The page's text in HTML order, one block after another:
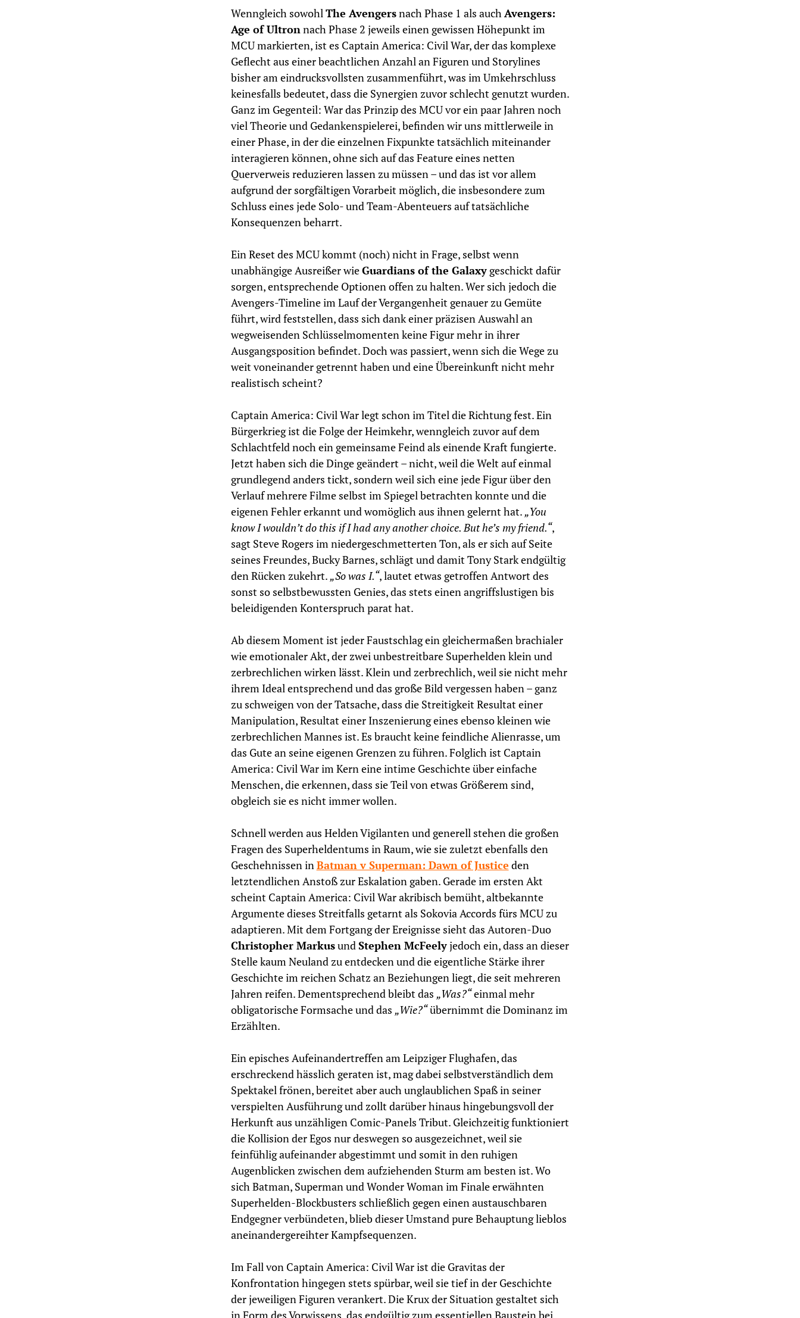
Wenngleich sowohlThe Avengersnach Phase 1 als auchAvengers:
Age of Ultronnach Phase 2 jeweils einen gewissen Höhepunkt im
MCU markierten, ist es Captain America: Civil War, der das komplexe
Geflecht aus einer beachtlichen Anzahl an Figuren und Storylines
bisher am eindrucksvollsten zusammenführt, was im Umkehrschluss
keinesfalls bedeutet, dass die Synergien zuvor schlecht genutzt wurden.
Ganz im Gegenteil: War das Prinzip des MCU vor ein paar Jahren noch
viel Theorie und Gedankenspielerei, befinden wir uns mittlerweile in
einer Phase, in der die einzelnen Fixpunkte tatsächlich miteinander
interagieren können, ohne sich auf das Feature eines netten
Querverweis reduzieren lassen zu müssen – und das ist vor allem
aufgrund der sorgfältigen Vorarbeit möglich, die insbesondere zum
Schluss eines jede Solo- und Team-Abenteuers auf tatsächliche
Konsequenzen beharrt.
Ein Reset des MCU kommt (noch) nicht in Frage, selbst wenn
unabhängige Ausreißer wieGuardians of the Galaxygeschickt dafür
sorgen, entsprechende Optionen offen zu halten. Wer sich jedoch die
Avengers-Timeline im Lauf der Vergangenheit genauer zu Gemüte
führt, wird feststellen, dass sich dank einer präzisen Auswahl an
wegweisenden Schlüsselmomenten keine Figur mehr in ihrer
Ausgangsposition befindet. Doch was passiert, wenn sich die Wege zu
weit voneinander getrennt haben und eine Übereinkunft nicht mehr
realistisch scheint?
Captain America: Civil War legt schon im Titel die Richtung fest. Ein
Bürgerkrieg ist die Folge der Heimkehr, wenngleich zuvor auf dem
Schlachtfeld noch ein gemeinsame Feind als einende Kraft fungierte.
Jetzt haben sich die Dinge geändert – nicht, weil die Welt auf einmal
grundlegend anders tickt, sondern weil sich eine jede Figur über den
Verlauf mehrere Filme selbst im Spiegel betrachten konnte und die
eigenen Fehler erkannt und womöglich aus ihnen gelernt hat.„You
know I wouldn’t do this if I had any another choice. But he’s my friend.“,
sagt Steve Rogers im niedergeschmetterten Ton, als er sich auf Seite
seines Freundes, Bucky Barnes, schlägt und damit Tony Stark endgültig
den Rücken zukehrt.„So was I.“, lautet etwas getroffen Antwort des
sonst so selbstbewussten Genies, das stets einen angriffslustigen bis
beleidigenden Konterspruch parat hat.
Ab diesem Moment ist jeder Faustschlag ein gleichermaßen brachialer
wie emotionaler Akt, der zwei unbestreitbare Superhelden klein und
zerbrechlichen wirken lässt. Klein und zerbrechlich, weil sie nicht mehr
ihrem Ideal entsprechend und das große Bild vergessen haben – ganz
zu schweigen von der Tatsache, dass die Streitigkeit Resultat einer
Manipulation, Resultat einer Inszenierung eines ebenso kleinen wie
zerbrechlichen Mannes ist. Es braucht keine feindliche Alienrasse, um
das Gute an seine eigenen Grenzen zu führen. Folglich ist Captain
America: Civil War im Kern eine intime Geschichte über einfache
Menschen, die erkennen, dass sie Teil von etwas Größerem sind,
obgleich sie es nicht immer wollen.
Schnell werden aus Helden Vigilanten und generell stehen die großen
Fragen des Superheldentums in Raum, wie sie zuletzt ebenfalls den
Geschehnissen inBatman v Superman: Dawn of Justice den
letztendlichen Anstoß zur Eskalation gaben. Gerade im ersten Akt
scheint Captain America: Civil War akribisch bemüht, altbekannte
Argumente dieses Streitfalls getarnt als Sokovia Accords fürs MCU zu
adaptieren. Mit dem Fortgang der Ereignisse sieht das Autoren-Duo
Christopher MarkusundStephen McFeelyjedoch ein, dass an dieser
Stelle kaum Neuland zu entdecken und die eigentliche Stärke ihrer
Geschichte im reichen Schatz an Beziehungen liegt, die seit mehreren
Jahren reifen. Dementsprechend bleibt das „Was?“einmal mehr
obligatorische Formsache und das „Wie?“übernimmt die Dominanz im
Erzählten.
Ein episches Aufeinandertreffen am Leipziger Flughafen, das
erschreckend hässlich geraten ist, mag dabei selbstverständlich dem
Spektakel frönen, bereitet aber auch unglaublichen Spaß in seiner
verspielten Ausführung und zollt darüber hinaus hingebungsvoll der
Herkunft aus unzähligen Comic-Panels Tribut. Gleichzeitig funktioniert
die Kollision der Egos nur deswegen so ausgezeichnet, weil sie
feinfühlig aufeinander abgestimmt und somit in den ruhigen
Augenblicken zwischen dem aufziehenden Sturm am besten ist. Wo
sich Batman, Superman und Wonder Woman im Finale erwähnten
Superhelden-Blockbusters schließlich gegen einen austauschbaren
Endgegner verbündeten, blieb dieser Umstand pure Behauptung lieblos
aneinandergereihter Kampfsequenzen.
Im Fall von Captain America: Civil War ist die Gravitas der
Konfrontation hingegen stets spürbar, weil sie tief in der Geschichte
der jeweiligen Figuren verankert. Die Krux der Situation gestaltet sich